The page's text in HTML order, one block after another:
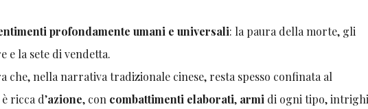
profondamente umani e universali: la paura della morte, gli
e la sete di vendetta.
che, nella narrativa tradizionale cinese, resta spesso confinata al
ricca d’azione, con combattimenti elaborati, armi di ogni tipo,